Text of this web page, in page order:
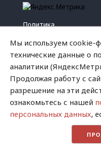
Политика
Криминал
Успех
Хватит это терпеть
Мы используем cookie-
технические данные о
аналитики
Продолжая работу с
разрешение на эти
ознакомьтесь с нашей
персональных данных,